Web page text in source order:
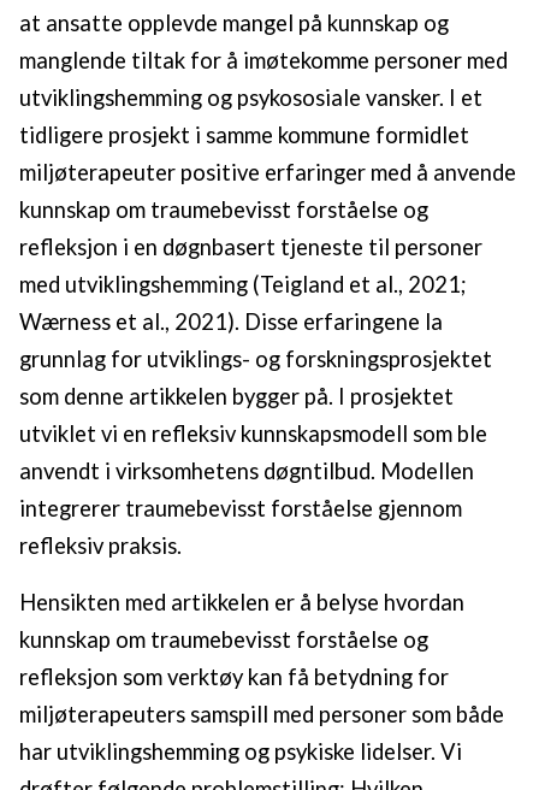
at ansatte opplevde mangel på kunnskap og
manglende tiltak for å imøtekomme personer med
utviklingshemming og psykososiale vansker. I et
tidligere prosjekt i samme kommune formidlet
miljøterapeuter positive erfaringer med å anvende
kunnskap om traumebevisst forståelse og
refleksjon i en døgnbasert tjeneste til personer
med utviklingshemming (Teigland et al., 2021;
Wærness et al., 2021). Disse erfaringene la
grunnlag for utviklings- og forskningsprosjektet
som denne artikkelen bygger på. I prosjektet
utviklet vi en refleksiv kunnskapsmodell som ble
anvendt i virksomhetens døgntilbud. Modellen
integrerer traumebevisst forståelse gjennom
refleksiv praksis.
Hensikten med artikkelen er å belyse hvordan
kunnskap om traumebevisst forståelse og
refleksjon som verktøy kan få betydning for
miljøterapeuters samspill med personer som både
har utviklingshemming og psykiske lidelser. Vi